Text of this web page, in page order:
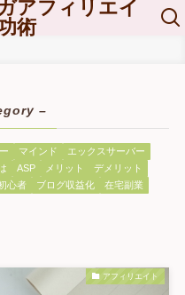
アフィリエイ
術
–
マインド
エックスサーバー
ASP
メリット デメリット
心者 ブログ収益化
在宅副業
アフィリエイト